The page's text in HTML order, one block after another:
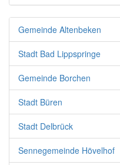
Gemeinde Altenbeken
Stadt Bad Lippspringe
Gemeinde Borchen
Stadt Büren
Stadt Delbrück
Sennegemeinde Hövelhof